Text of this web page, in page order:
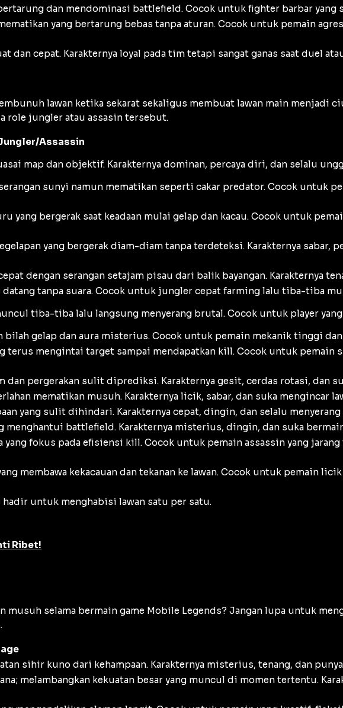
dan mendominasi battlefield. Cocok untuk fighter barbar yang
yang bertarung bebas tanpa aturan. Cocok untuk pemain
dan cepat. Karakternya loyal pada tim tetapi sangat ganas saat duel
lawan ketika sekarat sekaligus membuat lawan main menjadi
role jungler atau assasin tersebut.
Assassin
map dan objektif. Karakternya dominan, percaya diri, dan selalu
sunyi namun mematikan seperti cakar predator. Cocok untuk
yang bergerak saat keadaan mulai gelap dan kacau. Cocok untuk
yang bergerak diam-diam tanpa terdeteksi. Karakternya sabar,
dengan serangan setajam pisau dari balik bayangan. Karakternya
datang tanpa suara. Cocok untuk jungler cepat farming lalu tiba-tiba
tiba-tiba lalu langsung menyerang brutal. Cocok untuk player
bilah gelap dan aura misterius. Cocok untuk pemain mekanik tinggi
terus mengintai target sampai mendapatkan kill. Cocok untuk pemain
dan pergerakan sulit diprediksi. Karakternya gesit, cerdas rotasi, dan
mematikan musuh. Karakternya licik, sabar, dan suka mengincar
yang sulit dihindari. Karakternya cepat, dingin, dan selalu
menghantui battlefield. Karakternya misterius, dingin, dan suka
yang fokus pada efisiensi kill. Cocok untuk pemain assassin yang
membawa kekacauan dan tekanan ke lawan. Cocok untuk pemain
hadir untuk menghabisi lawan satu per satu.
Ribet!
musuh selama bermain game Mobile Legends? Jangan lupa untuk
sihir kuno dari kehampaan. Karakternya misterius, tenang, dan
melambangkan kekuatan besar yang muncul di momen tertentu.